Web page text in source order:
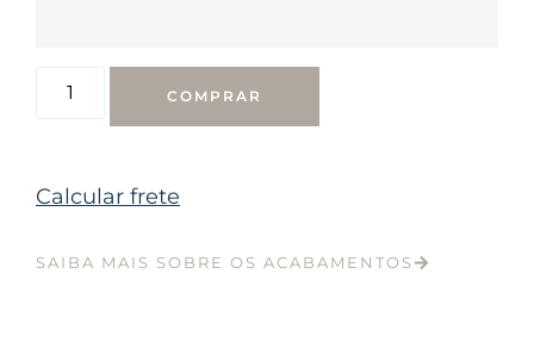
COMPRAR
Calcular frete
SAIBA MAIS SOBRE OS ACABAMENTOS